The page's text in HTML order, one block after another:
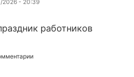
2026 - 20:39
работников